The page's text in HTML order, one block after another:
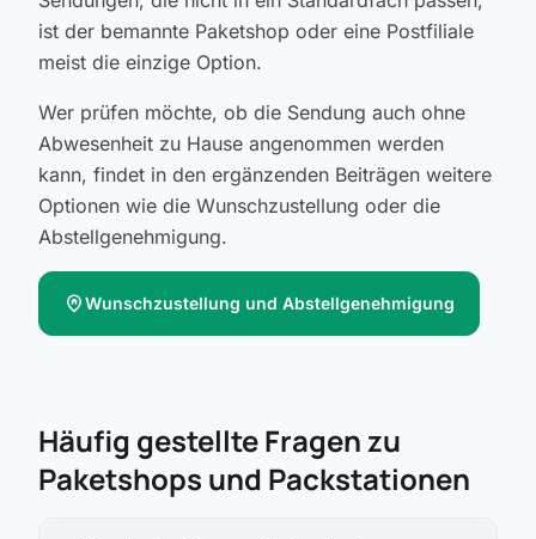
ist der bemannte Paketshop oder eine Postfiliale
meist die einzige Option.
Wer prüfen möchte, ob die Sendung auch ohne
Abwesenheit zu Hause angenommen werden
kann, findet in den ergänzenden Beiträgen weitere
Optionen wie die Wunschzustellung oder die
Abstellgenehmigung.
home_pinWunschzustellung und Abstellgenehmigung
Häufig gestellte Fragen zu
Paketshops und Packstationen